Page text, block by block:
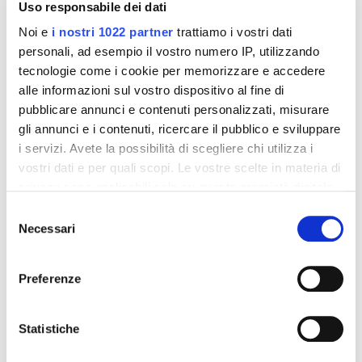
Uso responsabile dei dati
Noi e i nostri 1022 partner trattiamo i vostri dati
personali, ad esempio il vostro numero IP, utilizzando
tecnologie come i cookie per memorizzare e accedere
alle informazioni sul vostro dispositivo al fine di
pubblicare annunci e contenuti personalizzati, misurare
gli annunci e i contenuti, ricercare il pubblico e sviluppare
i servizi. Avete la possibilità di scegliere chi utilizza i
vostri dati e per quali scopi. Le vostre scelte in materia di
modificare o revocare il proprio consenso in qualsiasi
momento dalla Dichiarazione sui cookie o facendo clic
raccogliere informazioni sulla tua posizione
geografica, con un'approssimazione di qualche
delNecessari
Preferenze
Statistiche
Integratori per dimagrire
Amin 21 K al cacao - 21
Integratori per dimagrire
Amin 21 K neutro
55,18 €